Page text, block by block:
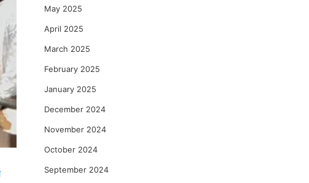
May 2025
April 2025
March 2025
February 2025
January 2025
December 2024
November 2024
October 2024
September 2024